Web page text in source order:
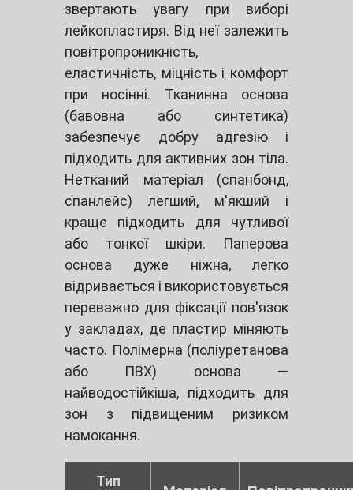
звертають увагу при виборі
лейкопластиря. Від неї залежить
повітропроникність,
еластичність, міцність і комфорт
при носінні. Тканинна основа
(бавовна або синтетика)
забезпечує добру адгезію і
підходить для активних зон тіла.
Нетканий матеріал (спанбонд,
спанлейс) легший, м'якший і
краще підходить для чутливої
або тонкої шкіри. Паперова
основа дуже ніжна, легко
відривається і використовується
переважно для фіксації пов'язок
у закладах, де пластир міняють
часто. Полімерна (поліуретанова
або ПВХ) основа —
найводостійкіша, підходить для
зон з підвищеним ризиком
намокання.
Тип